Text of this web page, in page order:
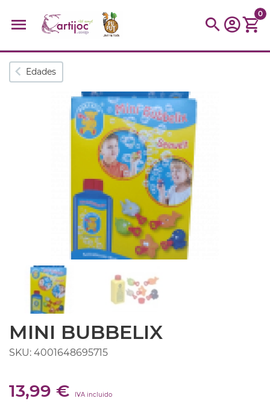
Búsquedas populares
Parchís Moulin
montessori
kit kidynight Puzzle
Botella
0
Edades
MINI BUBBELIX
SKU: 4001648695715
13,99 € IVA incluido